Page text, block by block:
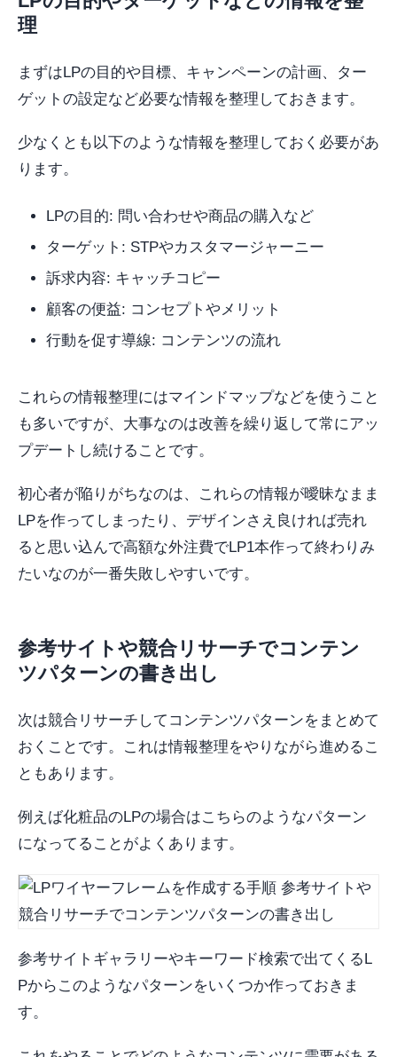
理
まずはLPの目的や目標、キャンペーンの計画、ター
ゲットの設定など必要な情報を整理しておきます。
少なくとも以下のような情報を整理しておく必要があ
ります。
LPの目的: 問い合わせや商品の購入など
ターゲット: STPやカスタマージャーニー
訴求内容: キャッチコピー
顧客の便益: コンセプトやメリット
行動を促す導線: コンテンツの流れ
これらの情報整理にはマインドマップなどを使うこと
も多いですが、大事なのは改善を繰り返して常にアッ
プデートし続けることです。
初心者が陥りがちなのは、これらの情報が曖昧なまま
LPを作ってしまったり、デザインさえ良ければ売れ
ると思い込んで高額な外注費でLP1本作って終わりみ
たいなのが一番失敗しやすいです。
参考サイトや競合リサーチでコンテン
ツパターンの書き出し
次は競合リサーチしてコンテンツパターンをまとめて
おくことです。これは情報整理をやりながら進めるこ
ともあります。
例えば化粧品のLPの場合はこちらのようなパターン
になってることがよくあります。
参考サイトギャラリーやキーワード検索で出てくるL
Pからこのようなパターンをいくつか作っておきま
す。